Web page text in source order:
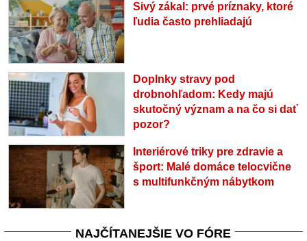
Sivý zákal: prvé príznaky, ktoré
ľudia často prehliadajú
Doplnky stravy pod
drobnohľadom: Kedy majú
skutočný význam a na čo si dať
pozor?
Interiérové triky pre zdravie a
šport: Malé domáce telocvične
s multifunkčným nábytkom
NAJČÍTANEJŠIE VO FÓRE